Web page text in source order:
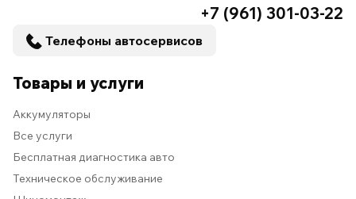
+7 (961) 301-03-22
Телефоны автосервисов
Товары и услуги
Аккумуляторы
Все услуги
Бесплатная диагностика авто
Техническое обслуживание